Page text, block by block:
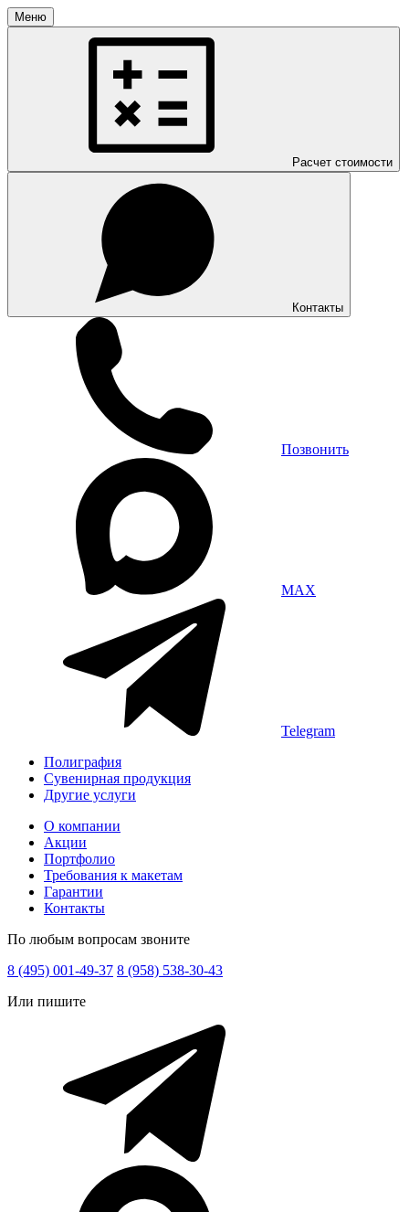
Меню
Расчет стоимости
Контакты
Позвонить
MAX
Telegram
Полиграфия
Сувенирная продукция
Другие услуги
О компании
Акции
Портфолио
Требования к макетам
Гарантии
Контакты
По любым вопросам звоните
8 (495) 001-49-37 8 (958) 538-30-43
Или пишите